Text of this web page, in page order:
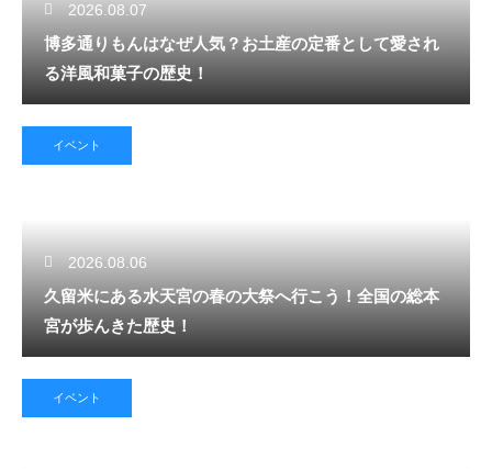
2026.08.07
博多通りもんはなぜ人気？お土産の定番として愛され
る洋風和菓子の歴史！
イベント
2026.08.06
久留米にある水天宮の春の大祭へ行こう！全国の総本
宮が歩んきた歴史！
イベント